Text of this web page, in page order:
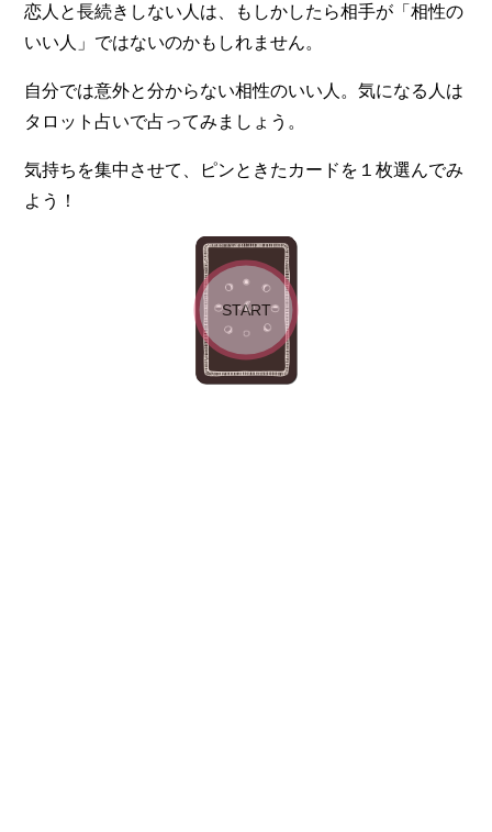
恋人と長続きしない人は、もしかしたら相手が「相性の
いい人」ではないのかもしれません。
自分では意外と分からない相性のいい人。気になる人は
タロット占いで占ってみましょう。
気持ちを集中させて、ピンときたカードを１枚選んでみ
よう！
START